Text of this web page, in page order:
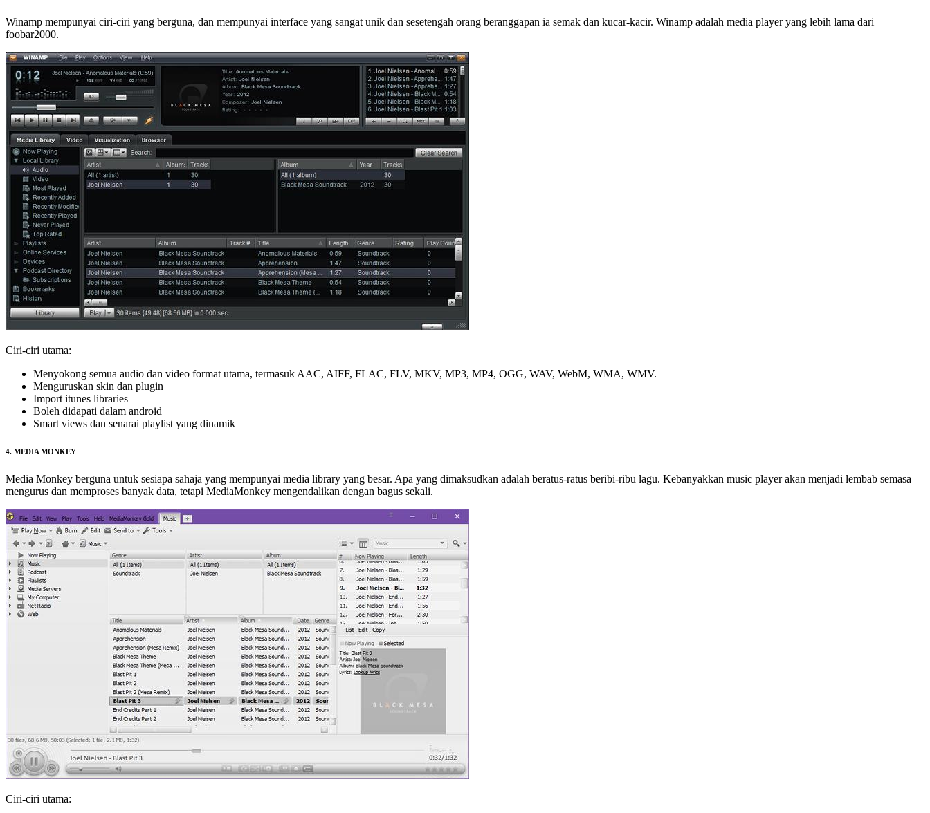
Winamp mempunyai ciri-ciri yang berguna, dan mempunyai interface yang sangat unik dan sesetengah orang beranggapan ia semak dan kucar-kacir. Winamp adalah media player yang lebih lama dari
foobar2000.
Ciri-ciri utama:
Menyokong semua audio dan video format utama, termasuk AAC, AIFF, FLAC, FLV, MKV, MP3, MP4, OGG, WAV, WebM, WMA, WMV.
Menguruskan skin dan plugin
Import itunes libraries
Boleh didapati dalam android
Smart views dan senarai playlist yang dinamik
4. MEDIA MONKEY
Media Monkey berguna untuk sesiapa sahaja yang mempunyai media library yang besar. Apa yang dimaksudkan adalah beratus-ratus beribi-ribu lagu. Kebanyakkan music player akan menjadi lembab semasa
mengurus dan memproses banyak data, tetapi MediaMonkey mengendalikan dengan bagus sekali.
Ciri-ciri utama: